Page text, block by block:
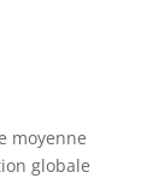
moyenne
globale